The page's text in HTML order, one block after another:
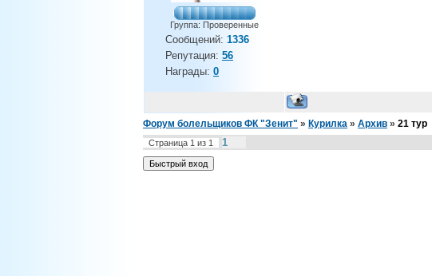
Группа: Проверенные
Сообщений: 1336
Репутация: 56
Награды: 0
Форум болельщиков ФК "Зенит" » Курилка » Архив » 21 тур
Страница 1 из 1
1